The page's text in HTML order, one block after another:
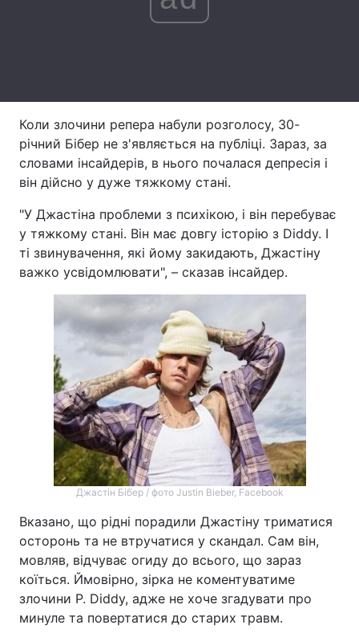
Тема оформлення
Коли злочини репера набули розголосу, 30-
річний Бібер не з'являється на публіці. Зараз, за
словами інсайдерів, в нього почалася депресія і
він дійсно у дуже тяжкому стані.
"У Джастіна проблеми з психікою, і він перебуває
у тяжкому стані. Він має довгу історію з Diddy. І
ті звинувачення, які йому закидають, Джастіну
важко усвідомлювати", – сказав інсайдер.
Джастін Бібер / фото Justin Bieber, Facebook
Вказано, що рідні порадили Джастіну триматися
осторонь та не втручатися у скандал. Сам він,
мовляв, відчуває огиду до всього, що зараз
коїться. Ймовірно, зірка не коментуватиме
злочини P. Diddy, адже не хоче згадувати про
минуле та повертатися до старих травм.